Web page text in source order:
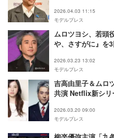
2026.04.03 11:15
モデルプレス
ムロツヨシ、若頭
や、さすがに』を
2026.03.23 13:02
モデルプレス
吉高由里子＆ムロ
共演 Netflix新シリ
2026.03.20 09:00
モデルプレス